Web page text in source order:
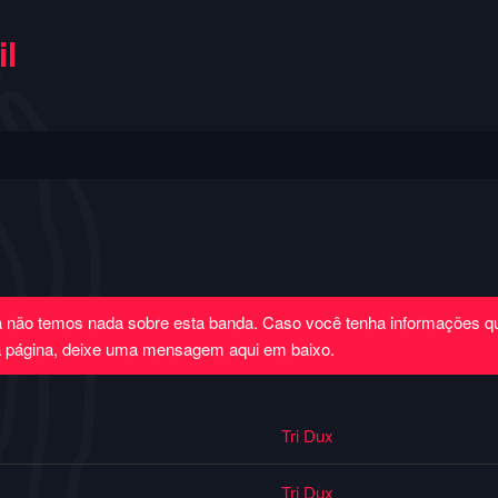
não temos nada sobre esta banda. Caso você tenha informações
página, deixe uma mensagem aqui em baixo.
Tri Dux
Tri Dux